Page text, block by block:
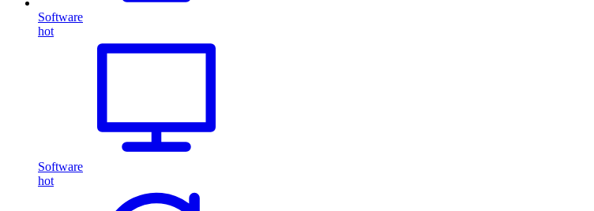
Software
hot
Software
hot